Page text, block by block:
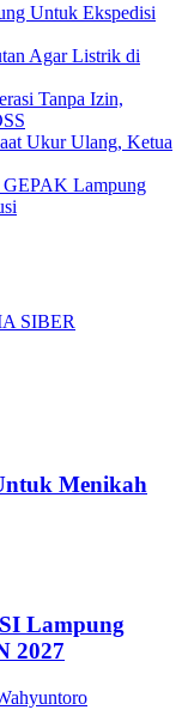
Untuk Ekspedisi
Agar Listrik di
Tanpa Izin,
Ukur Ulang, Ketua
GEPAK Lampung
SIBER
Menikah
Lampung
2027